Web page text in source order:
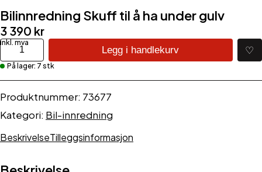
Bilinnredning Skuff til å ha under gulv
3 390 kr
Bilinnredning
Skuff
til
å
ha
gulv
Legg i handlekurv ♡
På lager: 7 stk
Produktnummer: 73677
Kategori: Bil-innredning
BeskrivelseTilleggsinformasjon